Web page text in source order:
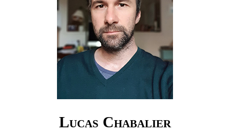
Lucas Chabalier